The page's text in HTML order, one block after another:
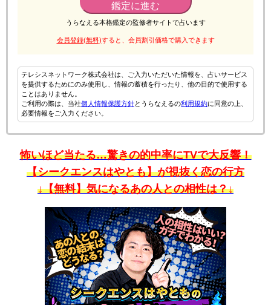
鑑定に進む
うらなえる本格鑑定の監修者サイトで占います
会員登録(無料)すると、会員割引価格で購入できます
テレシスネットワーク株式会社は、ご入力いただいた情報を、占いサービス
を提供するためにのみ使用し、情報の蓄積を行ったり、他の目的で使用する
ことはありません。
ご利用の際は、当社個人情報保護方針とうらなえるの利用規約に同意の上、
必要情報をご入力ください。
怖いほど当たる…驚きの的中率にTVで大反響！
【シークエンスはやとも】が視抜く恋の行方
↓【無料】気になるあの人との相性は？↓